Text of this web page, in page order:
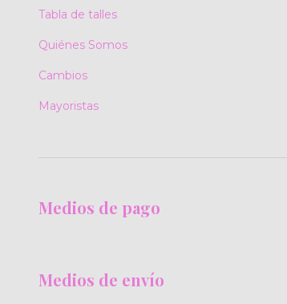
Tabla de talles
Quiénes Somos
Cambios
Mayoristas
Medios de pago
Medios de envío